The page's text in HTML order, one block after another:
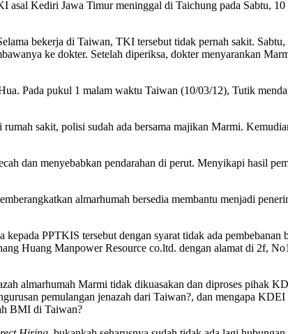
Kediri Jawa Timur meninggal di Taichung pada Sabtu,
bekerja di Taiwan, TKI tersebut tidak pernah sakit.
ke dokter. Setelah diperiksa, dokter menyarankan
Pada pukul 1 malam waktu Taiwan (10/03/12), Tutik
sakit, polisi sudah ada bersama majikan Marmi.
dan menyebabkan pendarahan di perut. Menyikapi hasil
almarhumah bersedia membantu menjadi
PPTKIS tersebut dengan syarat tidak ada pembebanan
Huang Manpower Resource co.ltd. dengan alamat di 2f,
almarhumah Marmi tidak dikuasakan dan diproses pihak
pemulangan jenazah dari Taiwan?, dan mengapa KDEI
BMI di Taiwan?